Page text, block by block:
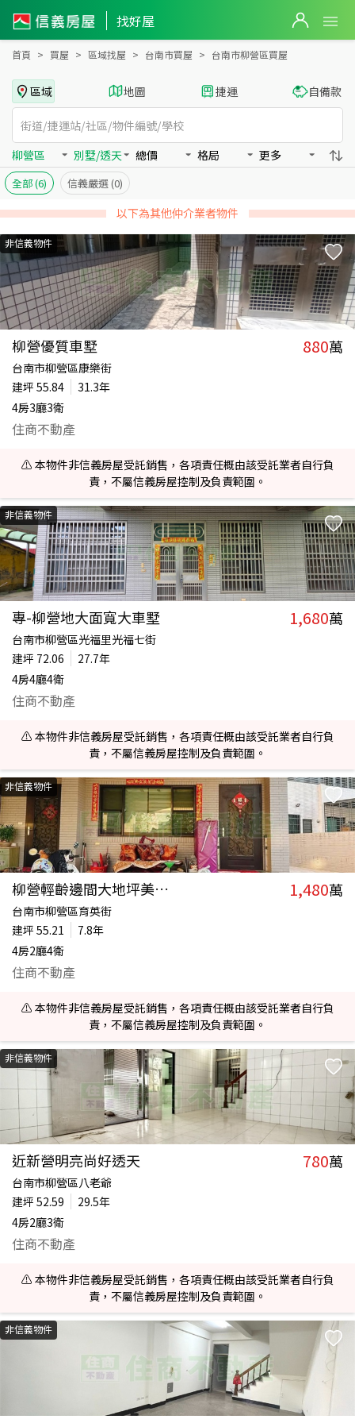
找好屋
台南市柳營區買房：別墅/透天房屋物件出售、房價分析
首頁 買屋 區域找屋 台南市買屋 台南市柳營區買屋
區域 地圖 捷運 自備款
柳營區 別墅/透天 總價 格局 更多
全部(6) 信義嚴選 (0)
以下為其他仲介業者物件
非信義物件
柳營優質車墅 880萬
台南市柳營區康樂街
建坪 55.84
31.3年
4房3廳3衛
住商不動產
⚠️ 本物件非信義房屋受託銷售，各項責任概由該受託業者自行負
責，不屬信義房屋控制及負責範圍。
非信義物件
專-柳營地大面寬大車墅 1,680萬
台南市柳營區光福里光福七街
建坪 72.06
27.7年
4房4廳4衛
住商不動產
⚠️ 本物件非信義房屋受託銷售，各項責任概由該受託業者自行負
責，不屬信義房屋控制及負責範圍。
非信義物件
柳營輕齡邊間大地坪美車墅 1,480萬
台南市柳營區育英街
建坪 55.21
7.8年
4房2廳4衛
住商不動產
⚠️ 本物件非信義房屋受託銷售，各項責任概由該受託業者自行負
責，不屬信義房屋控制及負責範圍。
非信義物件
近新營明亮尚好透天 780萬
台南市柳營區八老爺
建坪 52.59
29.5年
4房2廳3衛
住商不動產
⚠️ 本物件非信義房屋受託銷售，各項責任概由該受託業者自行負
責，不屬信義房屋控制及負責範圍。
非信義物件